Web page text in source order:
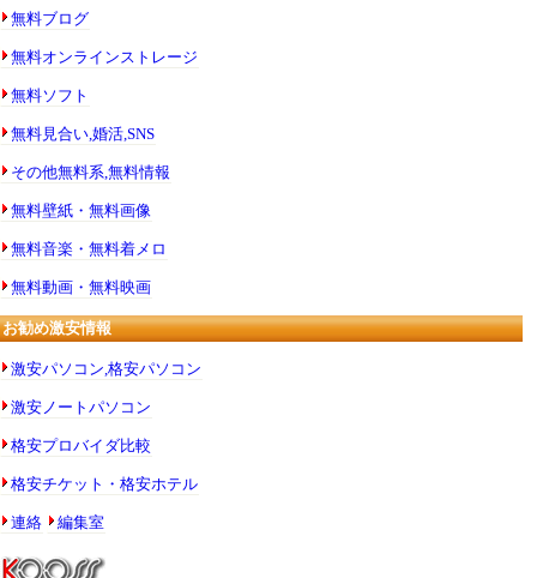
無料ブログ
無料オンラインストレージ
無料ソフト
無料見合い,婚活,SNS
その他無料系,無料情報
無料壁紙・無料画像
無料音楽・無料着メロ
無料動画・無料映画
お勧め激安情報
激安パソコン,格安パソコン
激安ノートパソコン
格安プロバイダ比較
格安チケット・格安ホテル
連絡 編集室